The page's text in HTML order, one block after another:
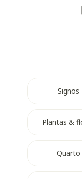
Signos
Plantas &
Quarto